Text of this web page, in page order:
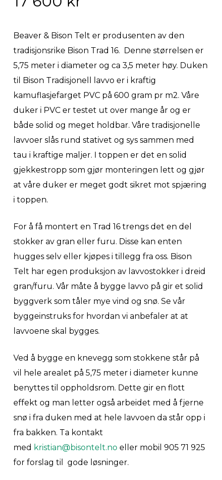
Beaver & Bison Telt er produsenten av den
tradisjonsrike Bison Trad 16. Denne størrelsen er
5,75 meter i diameter og ca 3,5 meter høy. Duken
til Bison Tradisjonell lavvo er i kraftig
kamuflasjefarget PVC på 600 gram pr m2. Våre
duker i PVC er testet ut over mange år og er
både solid og meget holdbar. Våre tradisjonelle
lavvoer slås rund stativet og sys sammen med
tau i kraftige maljer. I toppen er det en solid
gjekkestropp som gjør monteringen lett og gjør
at våre duker er meget godt sikret mot spjæring
i toppen.
For å få montert en Trad 16 trengs det en del
stokker av gran eller furu. Disse kan enten
hugges selv eller kjøpes i tillegg fra oss. Bison
Telt har egen produksjon av lavvostokker i dreid
gran/furu. Vår måte å bygge lavvo på gir et solid
byggverk som tåler mye vind og snø. Se vår
byggeinstruks for hvordan vi anbefaler at at
lavvoene skal bygges.
Ved å bygge en knevegg som stokkene står på
vil hele arealet på 5,75 meter i diameter kunne
benyttes til oppholdsrom. Dette gir en flott
effekt og man letter også arbeidet med å fjerne
snø i fra duken med at hele lavvoen da står opp i
fra bakken. Ta kontakt
med kristian@bisontelt.no eller mobil 905 71 925
for forslag til gode løsninger.